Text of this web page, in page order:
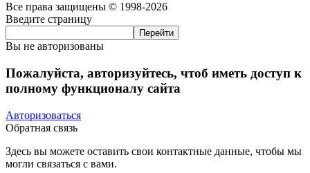
Все права защищены © 1998-2026
Введите страницу
Вы не авторизованы
Пожалуйста, авторизуйтесь, чтоб иметь доступ к
полному функционалу сайта
Авторизоваться
Обратная связь
Здесь вы можете оставить свои контактные данные, чтобы мы
могли связаться с вами.